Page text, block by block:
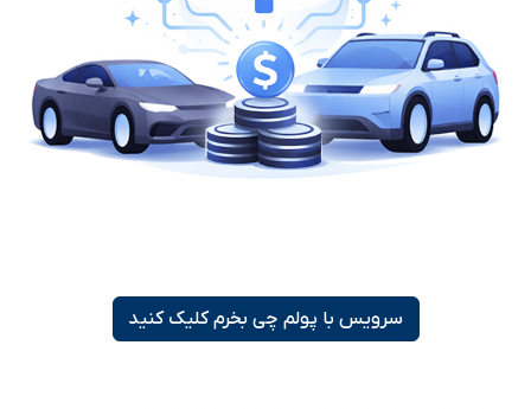
سرویس با پولم چی بخرم کلیک کنید